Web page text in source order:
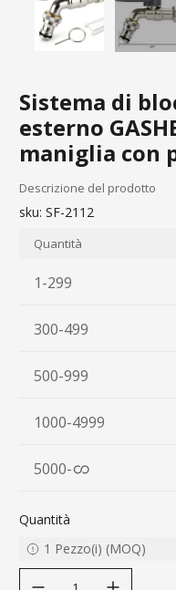
Sistema di
esterno
maniglia con
Descrizione del prodotto
sku: SF-2112
Quantità
1-299
300-499
500-999
1000-4999
5000-
Quantità
1 Pezzo(i) (MOQ)